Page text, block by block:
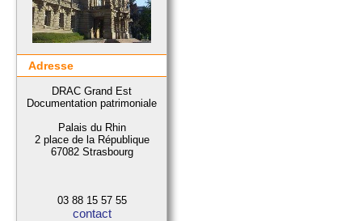
Adresse
DRAC Grand Est
Documentation patrimoniale
Palais du Rhin
2 place de la République
67082 Strasbourg
03 88 15 57 55
contact